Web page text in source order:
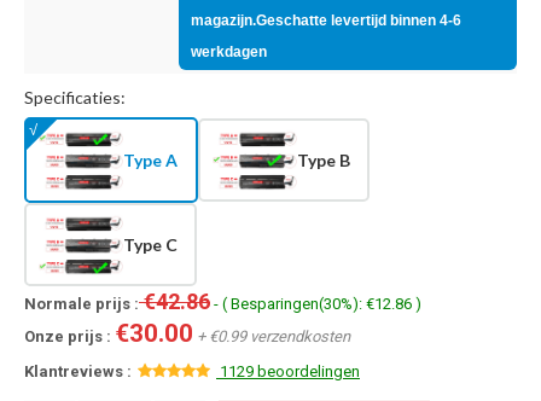
magazijn.Geschatte levertijd binnen 4-6
werkdagen
Specificaties:
Type A Type B
Type C
Normale prijs :€42.86 - ( Besparingen(30%): €12.86 )
Onze prijs : €30.00 + €0.99 verzendkosten
Klantreviews :
1129 beoordelingen